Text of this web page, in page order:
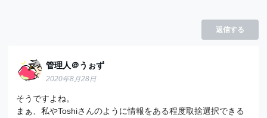
返信する
管理人＠うぉず
2020年8月28日
そうですよね。
まぁ、私やToshiさんのように情報をある程度取捨選択できる